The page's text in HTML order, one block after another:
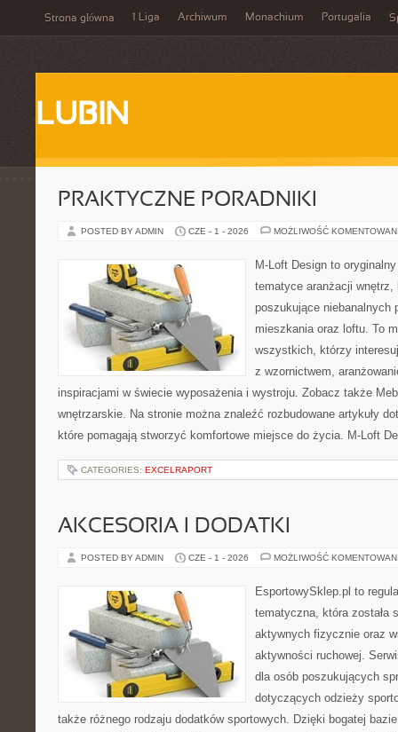
Strona główna 1 Liga Archiwum Monachium Portugalia
LUBIN
PRAKTYCZNE PORADNIKI
POSTED BY ADMIN CZE - 1 - 2026 MOŻLIWOŚĆ
M-Loft Design to
tematyce aranżacji
poszukujące niebanalnych
mieszkania oraz loftu. To
wszystkich, którzy
z wzornictwem,
inspiracjami w świecie wyposażenia i wystroju. Zobacz także
wnętrzarskie. Na stronie można znaleźć rozbudowane artykuły
które pomagają stworzyć komfortowe miejsce do życia. M-Loft
CATEGORIES: EXCELRAPORT
AKCESORIA I DODATKI
POSTED BY ADMIN CZE - 1 - 2026 MOŻLIWOŚĆ
EsportowySklep.pl to
tematyczna, która została
aktywnych fizycznie oraz
aktywności ruchowej.
dla osób poszukujących
dotyczących odzieży
także różnego rodzaju dodatków sportowych. Dzięki bogatej